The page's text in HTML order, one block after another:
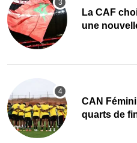
La CAF
une
CAN
quarts de